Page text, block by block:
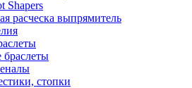
Shapers
расческа выпрямитель
стопки